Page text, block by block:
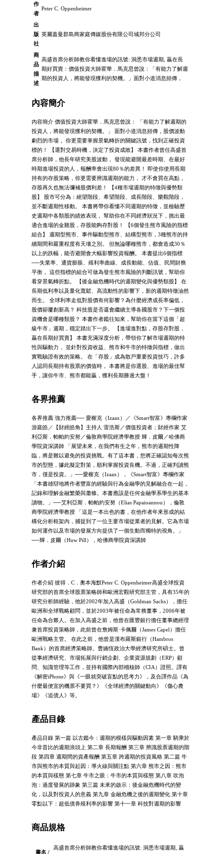
作
者
Peter C. Oppenheimer
出
版
社
英屬蓋曼群島商家庭傳媒股份有限公司城邦分公司
商
品
描
述
高盛首席分析師教你看懂進場的訊號: 洞悉市場週期, 贏在長
期好買賣：價值投資大師霍華．馬克思曾說：「有能力了解週
期的投資人，將能發現獲利的契機。」面對小道消息頻傳，
內容簡介
內容簡介 價值投資大師霍華．馬克思曾說： 「有能力了解週期的
投資人，將能發現獲利的契機。」 面對小道消息頻傳，股價波動
劇烈的市場， 你更需要掌握景氣轉折的關鍵訊號，找到正確投資
標的！ 【選對交易時機，決定了投資成敗】 本書作者曾任高盛首
席分析師，他長年研究美股波動， 發現能避開最差時期、在最好
時期進場投資的人，報酬率會出現80％的差異！ 即使你使用長期
持有的存股策略，你更需要辨識週期的能力， 才不會買在高點，
存股再久也無法彌補股價利差！ 【4種市場週期的特徵與優勢類
股】 股市可分為：絕望階段、希望階段、成長階段、樂觀階段，
並不斷週期性移動。 本書將帶你看懂不同週期的特徵，並檢驗歷
史週期中各類股的績效表現， 幫助你在不同經濟狀況下，挑出最
適合進場的金雞股，存股能夠存對股！ 【6個發生熊市風險的指標
組合】 週期型熊市、事件驅動型熊市、結構型熊市，3種熊市的持
續期間和嚴重程度有天壤之別。 但無論哪種熊市，都會造成30％
以上的跌幅，能否避開會大幅影響投資報酬。 本書提出6個指標
──失業率、通貨膨脹、殖利率曲線、成長動能、估值、民間財務
平衡， 這些指標的組合可做為發生熊市風險的判斷訊號，幫助你
看穿景氣轉折點。 【後金融危機時代的週期變化與優勢類股】 在
長期低利率以及量化寬鬆、高流動性的影響下，新的週期特徵油然
而生。 全球利率走低對股價有何影響？為什麼經濟成長率偏低，
股價卻屢創新高？ 科技股是否還會繼續主導各國股市？下一個投
資機會是哪種類股？ 本書作者鑑往知來，幫助你在當下這個「超
級牛市」週期，穩定踏出下一步。 【進場進對點，存股存對股，
贏在長期好買賣】 本書充滿深度分析，帶領你了解市場週期的特
性與驅動力， 並針對投資收益、熊市和牛市的特徵與指標，做出
實戰驗證有效的策略。 在「存股」成為散戶重要投資技巧，許多
人認同長期持有股票的價值時， 本書將是你選股、進場的最佳幫
手，讓你牛市、熊市都能贏，獲利長期勝過大盤！
各界推薦
各界推薦 強力推薦── 愛榭克（Izaax）／《Smart智富》專欄作家
游庭皓／【財經皓角】主持人 雷浩斯／價值投資者；財經作家 艾
利亞斯．帕帕約安努／倫敦商學院經濟學教授 輝．皮爾／哈佛商
學院資深講師 「展望未來，在我們有生之年，熊市的週期性降
臨，將是難以避免的投資挑戰。有了這本書，您將正確認知每次熊
市的型態，據此擬定對策，順利掌握投資良機。不過，正確判讀熊
市，僅是投資。」──愛榭克（Izaax），《Smart智富》專欄作家
「本書雄辯地將作者豐富的經驗與行為金融學的見解融合在一起，
記錄和理解金融繁榮與蕭條。本書應該是任何金融學系學生的基本
讀物。」──艾利亞斯．帕帕約安努（Elias Papaioannou），倫敦
商學院經濟學教授 「這是一本出色的書，在他作者年來形成的結
構化分析框架內，捕捉到了一位主要市場從業者的見解。它為市場
如何運作以及市場的發展方向提供了一個生動而獨特的視角。」
──輝．皮爾（Huw Pill），哈佛商學院資深講師
作者介紹
作者介紹 彼得．C．奧本海默Peter C. Oppenheimer高盛全球投資
研究部的首席全球股票策略師和歐洲宏觀研究部主管，具有35年的
研究分析師經驗，他於2002年加入高盛（Goldman Sachs），擔任
歐洲和全球戰略顧問，並於2003年被任命為常務董事，2006年被
任命為合夥人。在加入高盛之前，他曾在匯豐銀行擔任董事總經理
兼首席投資策略師，此前曾在詹姆斯·卡佩爾（James Capel）擔任
歐洲戰略主管。 在此之前，他曾是漢布羅斯銀行（Hambros
Bank）的首席經濟策略師。曹嬿恆政治大學經濟研究所碩士。曾
從事經濟研究、市場拓展與行銷企劃、企業資源規劃（ERP）顧
問、知識管理等工作，並持有國際內部稽核師（CIA）證照。譯有
《解密iPhone》與《一眼就突破盲點的思考力》，及合譯作品《為
什麼最便宜的機票不要買？》《全球經濟的關鍵動向》《傷心農
場》《追債人》等。
產品目錄
產品目錄 第一篇 以古鑑今：週期的模樣與驅動因素 第一章 騎乘於
今非昔比的週期浪頭上 第二章 長期報酬 第三章 辨識股票週期的階
段 第四章 週期間的資產報酬 第五章 跨週期的投資風格 第二篇 牛
市與熊市的本質與起因：導火線與關注點 第六章 熊市之因：熊市
的本質與樣態 第七章 牛市之眼：牛市的本質與樣態 第八章 吹泡
泡：過度發展的跡象 第三篇 未來的啟示：後金融危機時代的變
化，以及對投資人的意義 第九章 金融危機之後的週期變化 第十章
零點以下：超低債券殖利率的影響 第十一章 科技對週期的影響
商品規格
書名 /
高盛首席分析師教你看懂進場的訊號: 洞悉市場週期, 贏